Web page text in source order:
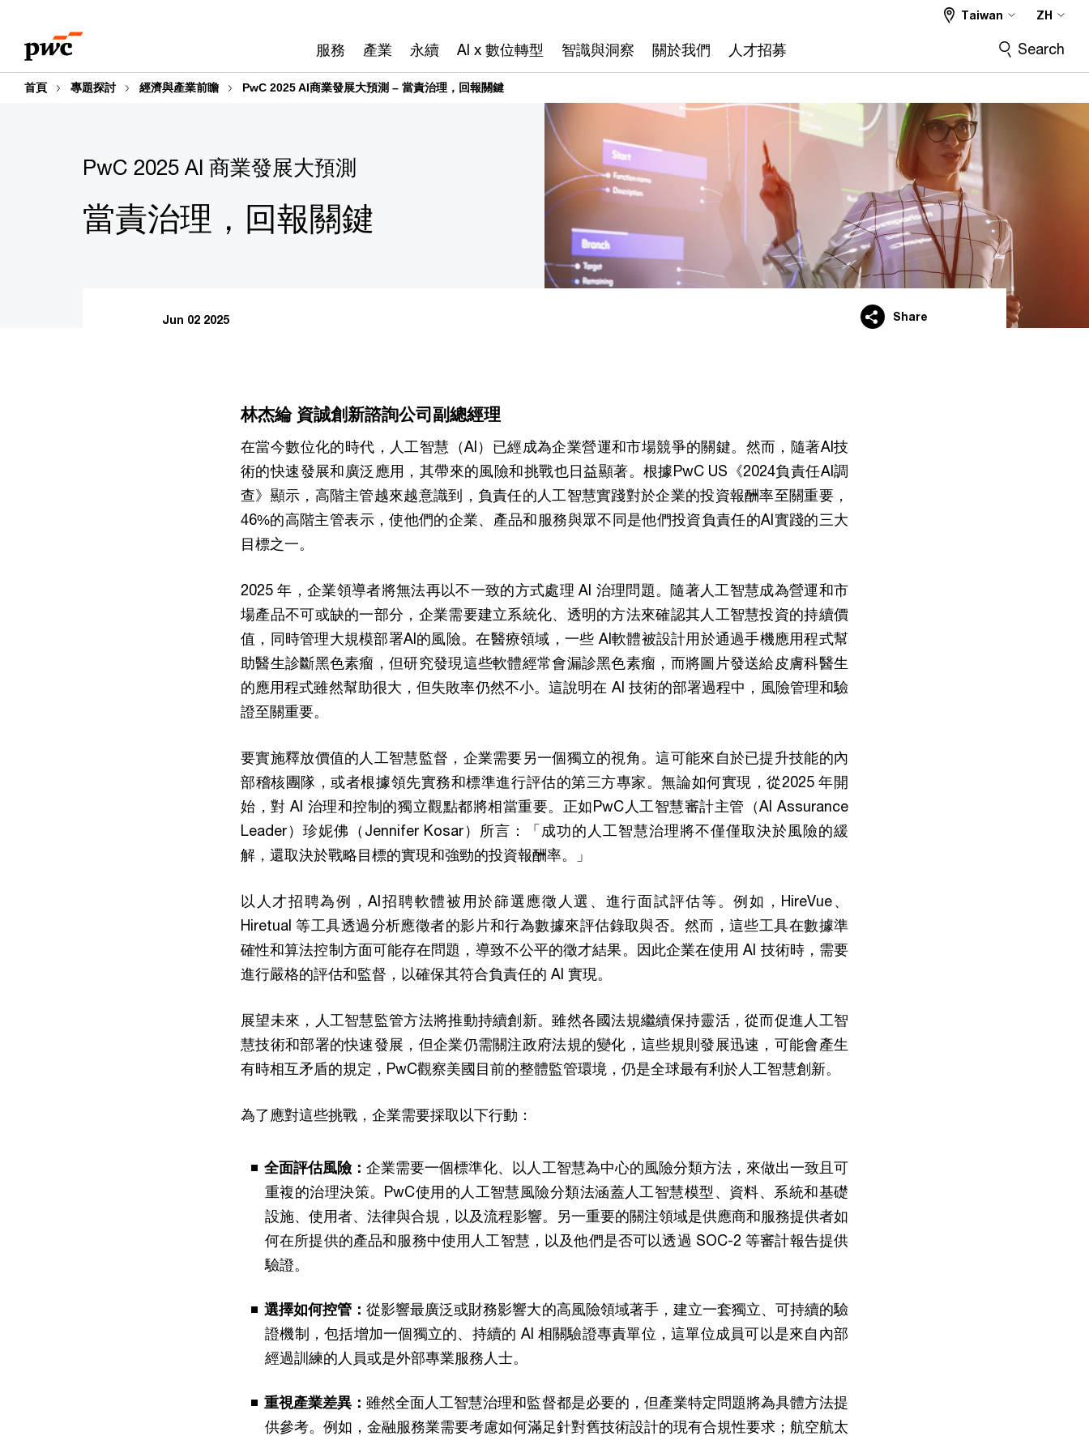
content
footer
服務 產業 永續 AI x 數位轉型 智識與洞察 關於我們 人才招募
Taiwan ZH
Search
首頁 專題探討 經濟與產業前瞻 PwC 2025 AI商業發展大預測 – 當責治理，回報關鍵
PwC 2025 AI 商業發展大預測
當責治理，回報關鍵
Jun 02 2025 Share
林杰綸 資誠創新諮詢公司副總經理
在當今數位化的時代，人工智慧（AI）已經成為企業營運和市場競爭的關鍵。然而，隨著AI技
術的快速發展和廣泛應用，其帶來的風險和挑戰也日益顯著。根據PwC US《2024負責任AI調
查》顯示，高階主管越來越意識到，負責任的人工智慧實踐對於企業的投資報酬率至關重要，
46%的高階主管表示，使他們的企業、產品和服務與眾不同是他們投資負責任的AI實踐的三大
目標之一。
2025 年，企業領導者將無法再以不一致的方式處理 AI 治理問題。隨著人工智慧成為營運和市
場產品不可或缺的一部分，企業需要建立系統化、透明的方法來確認其人工智慧投資的持續價
值，同時管理大規模部署AI的風險。在醫療領域，一些 AI軟體被設計用於通過手機應用程式幫
助醫生診斷黑色素瘤，但研究發現這些軟體經常會漏診黑色素瘤，而將圖片發送給皮膚科醫生
的應用程式雖然幫助很大，但失敗率仍然不小。這說明在 AI 技術的部署過程中，風險管理和驗
證至關重要。
要實施釋放價值的人工智慧監督，企業需要另一個獨立的視角。這可能來自於已提升技能的內
部稽核團隊，或者根據領先實務和標準進行評估的第三方專家。無論如何實現，從2025 年開
始，對 AI 治理和控制的獨立觀點都將相當重要。正如PwC人工智慧審計主管（AI Assurance
Leader）珍妮佛（Jennifer Kosar）所言：「成功的人工智慧治理將不僅僅取決於風險的緩
解，還取決於戰略目標的實現和強勁的投資報酬率。」
以人才招聘為例，AI招聘軟體被用於篩選應徵人選、進行面試評估等。例如，HireVue、
Hiretual 等工具透過分析應徵者的影片和行為數據來評估錄取與否。然而，這些工具在數據準
確性和算法控制方面可能存在問題，導致不公平的徵才結果。因此企業在使用 AI 技術時，需要
進行嚴格的評估和監督，以確保其符合負責任的 AI 實現。
展望未來，人工智慧監管方法將推動持續創新。雖然各國法規繼續保持靈活，從而促進人工智
慧技術和部署的快速發展，但企業仍需關注政府法規的變化，這些規則發展迅速，可能會產生
有時相互矛盾的規定，PwC觀察美國目前的整體監管環境，仍是全球最有利於人工智慧創新。
為了應對這些挑戰，企業需要採取以下行動：
全面評估風險：企業需要一個標準化、以人工智慧為中心的風險分類方法，來做出一致且可
重複的治理決策。PwC使用的人工智慧風險分類法涵蓋人工智慧模型、資料、系統和基礎
設施、使用者、法律與合規，以及流程影響。另一重要的關注領域是供應商和服務提供者如
何在所提供的產品和服務中使用人工智慧，以及他們是否可以透過 SOC-2 等審計報告提供
驗證。
選擇如何控管：從影響最廣泛或財務影響大的高風險領域著手，建立一套獨立、可持續的驗
證機制，包括增加一個獨立的、持續的 AI 相關驗證專責單位，這單位成員可以是來自內部
經過訓練的人員或是外部專業服務人士。
重視產業差異：雖然全面人工智慧治理和監督都是必要的，但產業特定問題將為具體方法提
供參考。例如，金融服務業需要考慮如何滿足針對舊技術設計的現有合規性要求；航空航太